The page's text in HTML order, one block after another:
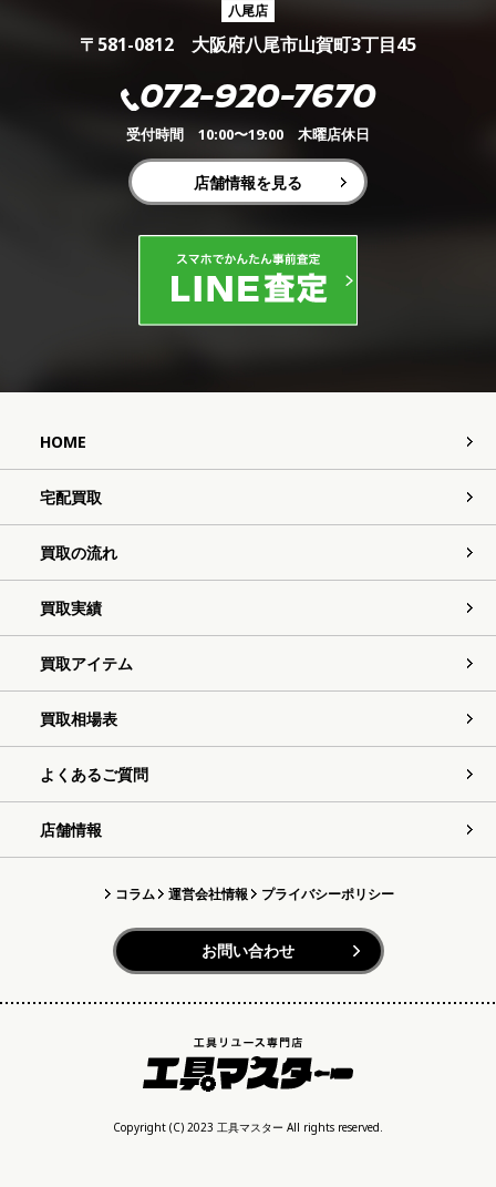
八尾店
〒581-0812 大阪府八尾市山賀町3丁目45
072-920-7670
受付時間 10:00〜19:00 木曜店休日
店舗情報を見る
HOME
宅配買取
買取の流れ
買取実績
買取アイテム
買取相場表
よくあるご質問
店舗情報
コラム 運営会社情報 プライバシーポリシー
お問い合わせ
Copyright (C) 2023 工具マスター All rights reserved.